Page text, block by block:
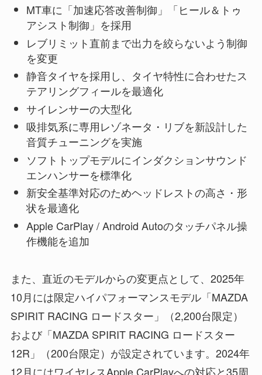
MT車に「加速応答改善制御」「ヒール＆トゥ
アシスト制御」を採用
レブリミット直前まで出力を絞らないよう制御
を変更
静音タイヤを採用し、タイヤ特性に合わせたス
テアリングフィールを最適化
サイレンサーの大型化
吸排気系に専用レゾネータ・リブを新設計した
音質チューニングを実施
ソフトトップモデルにインダクションサウンド
エンハンサーを標準化
新安全基準対応のためヘッドレストの高さ・形
状を最適化
Apple CarPlay / Android Autoのタッチパネル操
作機能を追加
また、直近のモデルからの変更点として、2025年
10月には限定ハイパフォーマンスモデル「MAZDA
SPIRIT RACING ロードスター」（2,200台限定）
および「MAZDA SPIRIT RACING ロードスター
12R」（200台限定）が設定されています。2024年
12月にはワイヤレスApple CarPlayへの対応と35周